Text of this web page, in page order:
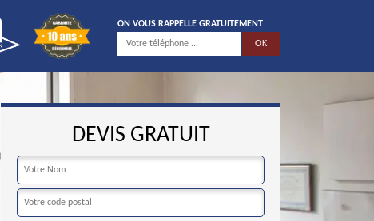
ON VOUS RAPPELLE GRATUITEMENT
DEVIS GRATUIT